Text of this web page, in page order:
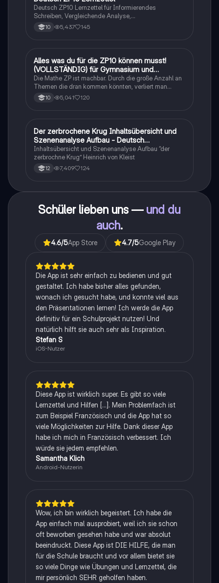
Deutsch ZP10 Lernzettel für Informierendes
Schreiben, Vergleichende Analyse,
Sachtexte/Roman/Gedicht..
10 5,437 145
Mathe
Alles was du für die ZP10 können musst!
(VOLLSTÄNDIG) für Gymnasium und
Realschule
Die Mathe ZP ist machbar. Durch die große Anzahl an
Themen die dran kommen könnten, verliert man
schnell den Überblick. Also habe ich von den kleinsten
Themen bis hin zu den größten alles
10 5,041 120
Deutsch
Der zerbrochene Krug Inhaltsübersicht und
Szenenanalyse Aufbau - Deutsch
Q1/Q2/Abitur
Inhaltsübersicht und Szenenanalyse Aufbau “der
zerbrochne Krug” Heinrich von Kleist
12 7,409 124
Schüler lieben uns — und du
auch.
4.6/5App Store 4.7/5Google Play
Die App ist sehr einfach zu bedienen und gut
gestaltet. Ich habe bisher alles gefunden,
wonach ich gesucht habe, und konnte viel aus
den Präsentationen lernen! Ich werde die App
definitiv für ein Schulprojekt nutzen! Und
natürlich hilft sie auch sehr als Inspiration.
Stefan S
iOS-Nutzer
Diese App ist wirklich super. Es gibt so viele
Lernzettel und Hilfen [...]. Mein Problemfach ist
zum Beispiel Französisch und die App hat so
viele Möglichkeiten zur Hilfe. Dank dieser App
habe ich mich in Französisch verbessert. Ich
würde sie jedem empfehlen.
Samantha Klich
Android-Nutzerin
Wow, ich bin wirklich begeistert. Ich habe die
App einfach mal ausprobiert, weil ich sie schon
oft beworben gesehen habe und war absolut
beeindruckt. Diese App ist DIE HILFE, die man
für die Schule braucht und vor allem bietet sie
so viele Dinge wie Übungen und Lernzettel, die
mir persönlich SEHR geholfen haben.